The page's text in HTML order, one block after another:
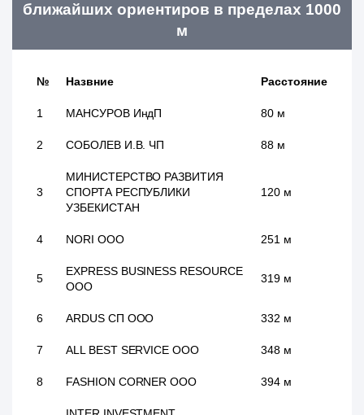
ближайших ориентиров в пределах 1000
м
№ Назвние Расстояние
1 МАНСУРОВ ИндП 80 м
2 СОБОЛЕВ И.В. ЧП 88 м
3
МИНИСТЕРСТВO РАЗВИТИЯ
СПОРТА РЕСПУБЛИКИ
УЗБЕКИСТАН
120 м
4 NORI ООО 251 м
5
EXPRESS BUSINESS RESOURCE
ООО
319 м
6 ARDUS СП ООО 332 м
7 ALL BEST SERVICE ООО 348 м
8 FASHION CORNER ООО 394 м